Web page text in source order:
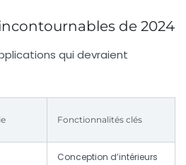
de 2024
qui devraient
Fonctionnalités clés
Conception d’intérieurs